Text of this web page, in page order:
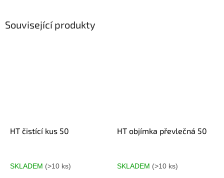
Související produkty
HT čistící kus 50
SKLADEM (>10 ks)
HT objímka převlečná 50
SKLADEM (>10 ks)